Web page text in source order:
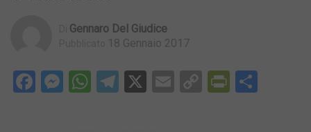
Gennaro Del Giudice
18 Gennaio 2017
Facebook
Messenger
WhatsApp
Telegram
X EmailCopy